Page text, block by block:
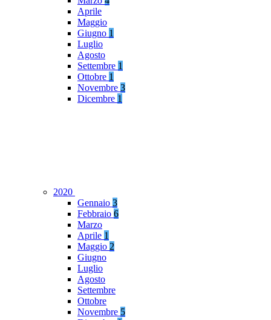
Aprile
Maggio
Giugno 1
Luglio
Agosto
Settembre 1
Ottobre 1
Novembre 3
Dicembre 1
2020
Gennaio 3
Febbraio 6
Marzo
Aprile 1
Maggio 2
Giugno
Luglio
Agosto
Settembre
Ottobre
Novembre 5